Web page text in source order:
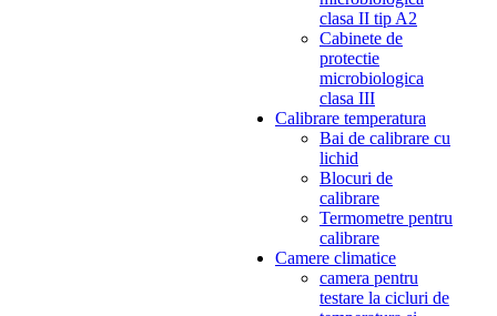
clasa II tip A2
Cabinete de
protectie
microbiologica
clasa III
Calibrare temperatura
Bai de calibrare cu
lichid
Blocuri de
calibrare
Termometre pentru
calibrare
Camere climatice
camera pentru
testare la cicluri de